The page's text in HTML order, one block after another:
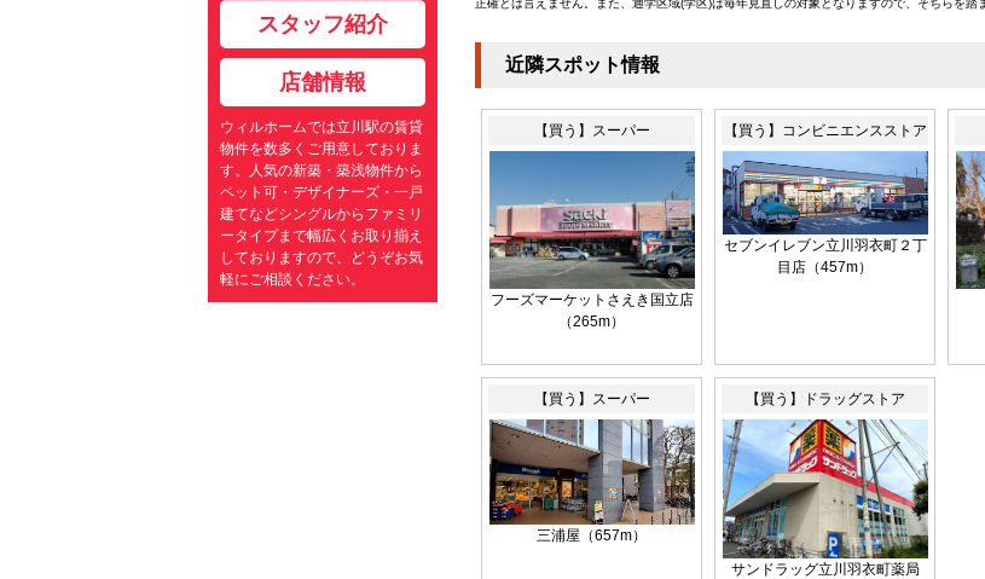
正確とは言えません。また、通学区域(学区)は毎年見直しの対象となりますので、そちらを踏
近隣スポット情報
【買う】スーパー
フーズマーケットさえき国立店
（265m）
【買う】コンビニエンスストア
セブンイレブン立川羽衣町２丁
目店（457m）
【買う】スーパー
三浦屋（657m）
【買う】ドラッグストア
サンドラッグ立川羽衣町薬局
スタッフ紹介
店舗情報
ウィルホームでは立川駅の賃貸
物件を数多くご用意しておりま
す。人気の新築・築浅物件から
ペット可・デザイナーズ・一戸
建てなどシングルからファミリ
ータイプまで幅広くお取り揃え
しておりますので、どうぞお気
軽にご相談ください。